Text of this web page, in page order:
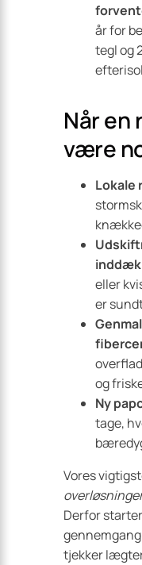
år for
tegl og
Når en
være
Lokale
eller
er
og
Ny
tage,
Vores
Derfor
tjekker